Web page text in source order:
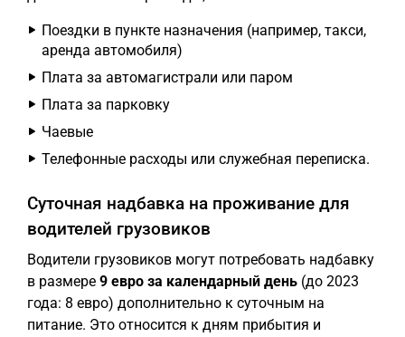
Поездки в пункте назначения (например, такси,
аренда автомобиля)
Плата за автомагистрали или паром
Плата за парковку
Чаевые
Телефонные расходы или служебная переписка.
Суточная надбавка на проживание для
водителей грузовиков
Водители грузовиков могут потребовать надбавку
в размере 9 евро за календарный день (до 2023
года: 8 евро) дополнительно к суточным на
питание. Это относится к дням прибытия и